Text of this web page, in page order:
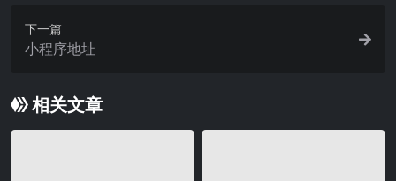
下一篇
小程序地址
相关文章